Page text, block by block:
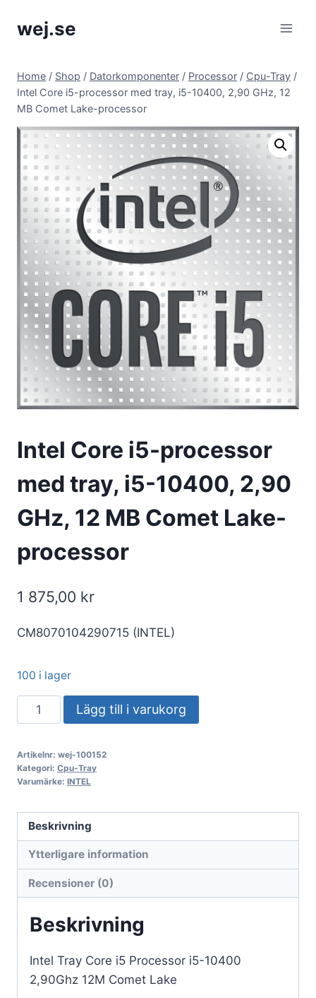
wej.se
Home / Shop / Datorkomponenter / Processor / Cpu-Tray /
Intel Core i5-processor med tray, i5-10400, 2,90 GHz, 12
MB Comet Lake-processor
Intel Core i5-processor
med tray, i5-10400, 2,90
GHz, 12 MB Comet Lake-
processor
1 875,00 kr
CM8070104290715 (INTEL)
100 i lager
Intel
Core
processor
med
i5-
10400,
2,90
12
MB
Comet
mängd
Lägg till i varukorg
Artikelnr: wej-100152
Kategori: Cpu-Tray
Varumärke: INTEL
Beskrivning
Ytterligare information
Recensioner (0)
Beskrivning
Intel Tray Core i5 Processor i5-10400
2,90Ghz 12M Comet Lake